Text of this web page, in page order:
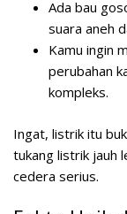
Ada bau
suara aneh
Kamu ingin
perubahan
kompleks.
Ingat, listrik itu
tukang listrik jauh
cedera serius.